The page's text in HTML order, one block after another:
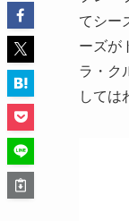
てシー
ーズが
ラ・ク
しては